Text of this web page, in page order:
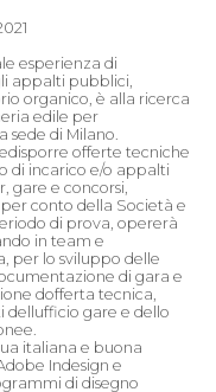
esperienza di
appalti pubblici,
organico, è alla ricerca
edile per
sede di Milano.
offerte tecniche
di incarico e/o appalti
gare e concorsi,
conto della Società e
di prova, opererà
in team e
per lo sviluppo delle
di gara e
dofferta tecnica,
dellufficio gare e dello
italiana e buona
Indesign e
di disegno